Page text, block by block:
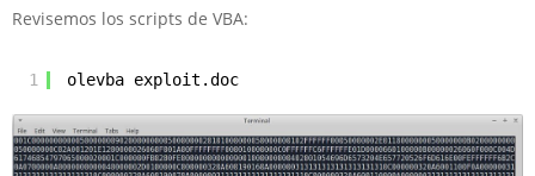
Revisemos los scripts de VBA:
1 olevba exploit.doc